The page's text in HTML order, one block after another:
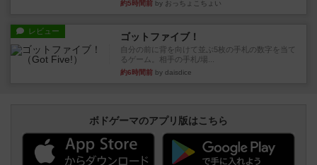
約5時間前 by おっちょこちょい
レビュー ゴットファイブ！
自分の前に背を向けて並ぶ5枚の手札の数字を当て
るゲーム。相手の手札/場...
約6時間前 by daisdice
ボドゲーマのアプリ版はこちら